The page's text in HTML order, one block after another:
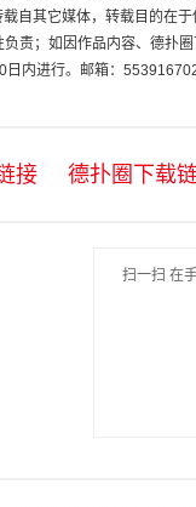
自其它媒体，转载目的在
责；如因作品内容、德扑
内进行。邮箱：
接 德扑圈下载
扫一扫 在